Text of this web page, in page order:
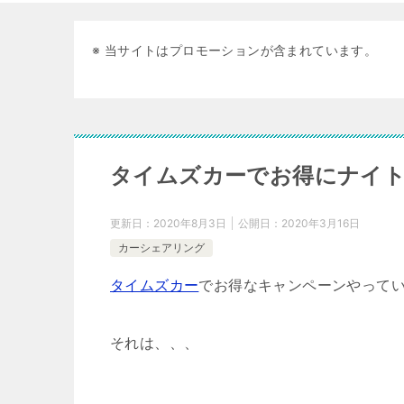
※ 当サイトはプロモーションが含まれています。
タイムズカーでお得にナイ
更新日： 2020年8月3日 公開日： 2020年3月16日
カーシェアリング
タイムズカーでお得なキャンペーンやってい
それは、、、